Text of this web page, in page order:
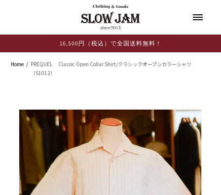
16,500円（税込）で全国送料無料！
Home
PREQUEL Classic Open Collar Shirt/クラシックオープンカラーシャツ
（S1012）